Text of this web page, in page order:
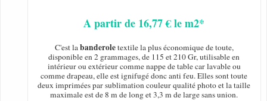
A partir de 16,77 € le m2*
C'est labanderoletextile la plus économique de toute,
disponible en 2 grammages, de 115 et 210 Gr, utilisable en
intérieur ou extérieur comme nappe de table car lavable ou
comme drapeau, elle est ignifugé donc anti feu. Elles sont toute
deux imprimées par sublimation couleur qualité photo et la taille
maximale est de 8 m de long et 3,3 m de large sans union.